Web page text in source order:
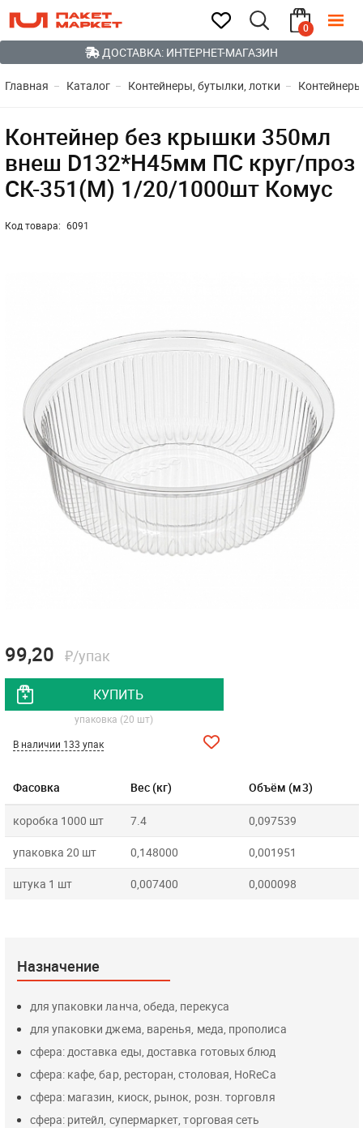
0
ДОСТАВКА: ИНТЕРНЕТ-МАГАЗИН
Главная Каталог Контейнеры, бутылки, лотки
Контейнер без крышки 350мл
внеш D132*H45мм ПС круг/проз
СК-351(М) 1/20/1000шт Комус
Код товара: 6091
Фасовка Вес (кг) Объём (м3)
коробка 1000 шт 7.4 0,097539
упаковка 20 шт 0,148000 0,001951
штука 1 шт 0,007400 0,000098
99,20 ₽/упак
КУПИТЬ
упаковка (20 шт)
В наличии 133 упак
Назначение
для упаковки ланча, обеда, перекуса
для упаковки джема, варенья, меда, прополиса
сфера: доставка еды, доставка готовых блюд
сфера: кафе, бар, ресторан, столовая, HoReCa
сфера: магазин, киоск, рынок, розн. торговля
сфера: ритейл, супермаркет, торговая сеть